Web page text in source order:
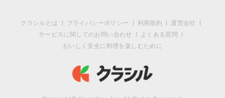
クラシルとは プライバシーポリシー 利用規約
運営会社
サービスに関してのお問い合わせ
よくある質問
おいしく安全に料理を楽しむために